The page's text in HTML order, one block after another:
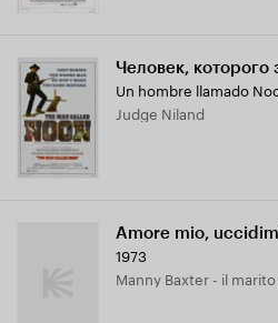
Человек, которого
Un hombre llamado
Judge Niland
Amore mio,
1973
Manny Baxter - il